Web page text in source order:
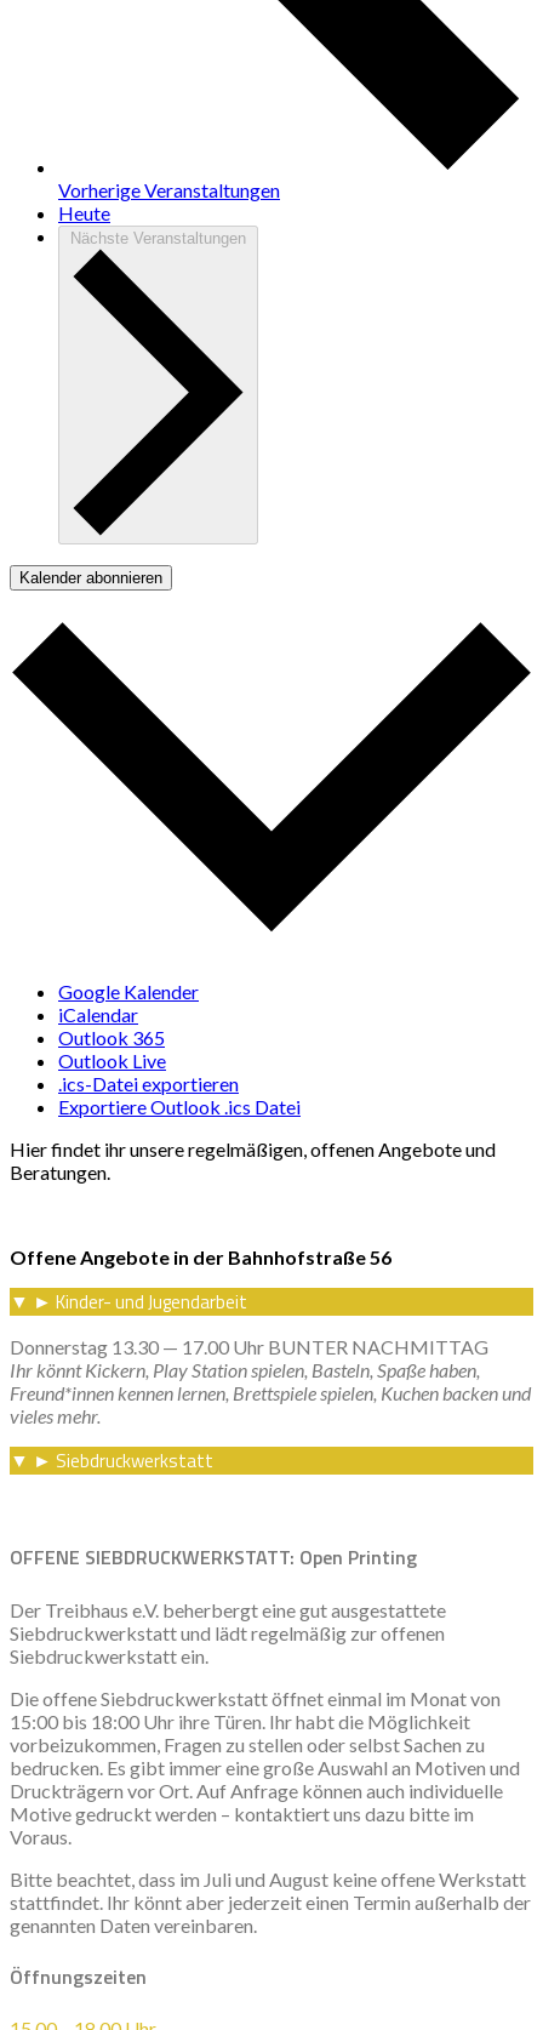
VorherigeVeranstaltungen
Heute
Nächste Veranstaltungen
Kalender abonnieren
Google Kalender
iCalendar
Outlook 365
Outlook Live
.ics-Datei exportieren
Exportiere Outlook .ics Datei
Hier findet ihr unsere regelmäßigen, offenen Angebote und
Beratungen.
Offene Angebote in der Bahnhofstraße 56
▼ ► Kinder- und Jugendarbeit
Donnerstag 13.30 — 17.00 Uhr BUNTER NACHMITTAG
Ihr könnt Kickern, Play Station spielen, Basteln, Spaße haben,
Freund*innen kennen lernen, Brettspiele spielen, Kuchen backen und
vieles mehr.
▼ ► Siebdruckwerkstatt
OFFENE SIEBDRUCKWERKSTATT: Open Printing
Der Treibhaus e.V. beherbergt eine gut ausgestattete
Siebdruckwerkstatt und lädt regelmäßig zur offenen
Siebdruckwerkstatt ein.
Die offene Siebdruckwerkstatt öffnet einmal im Monat von
15:00 bis 18:00 Uhr ihre Türen. Ihr habt die Möglichkeit
vorbeizukommen, Fragen zu stellen oder selbst Sachen zu
bedrucken. Es gibt immer eine große Auswahl an Motiven und
Druckträgern vor Ort. Auf Anfrage können auch individuelle
Motive gedruckt werden – kontaktiert uns dazu bitte im
Voraus.
Bitte beachtet, dass im Juli und August keine offene Werkstatt
stattfindet. Ihr könnt aber jederzeit einen Termin außerhalb der
genannten Daten vereinbaren.
Öffnungszeiten